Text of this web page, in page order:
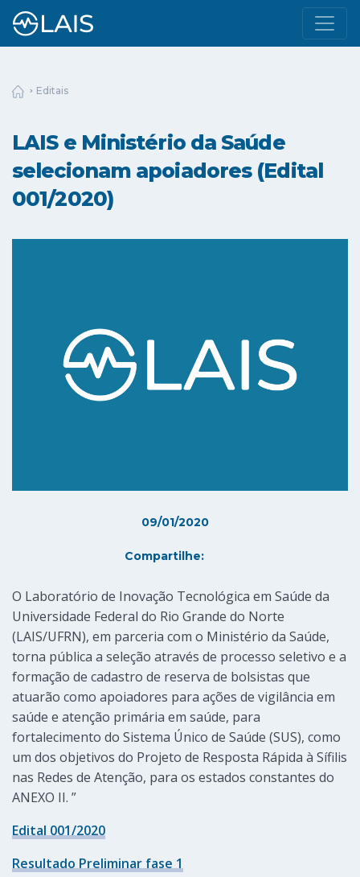
Editais
LAIS e Ministério da Saúde
selecionam apoiadores (Edital
001/2020)
09/01/2020
Compartilhe:
O Laboratório de Inovação Tecnológica em Saúde da
Universidade Federal do Rio Grande do Norte
(LAIS/UFRN), em parceria com o Ministério da Saúde,
torna pública a seleção através de processo seletivo e a
formação de cadastro de reserva de bolsistas que
atuarão como apoiadores para ações de vigilância em
saúde e atenção primária em saúde, para
fortalecimento do Sistema Único de Saúde (SUS), como
um dos objetivos do Projeto de Resposta Rápida à Sífilis
nas Redes de Atenção, para os estados constantes do
ANEXO II. ”
Edital 001/2020
Resultado Preliminar fase 1